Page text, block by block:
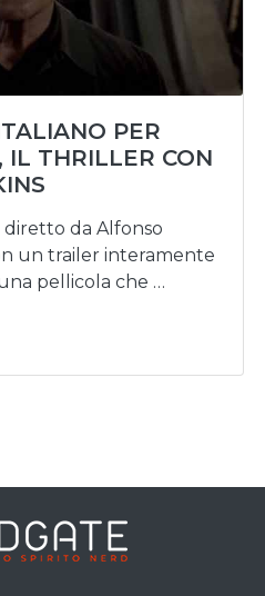
PER
IL THRILLER CON
da Alfonso
un trailer interamente
pellicola che …